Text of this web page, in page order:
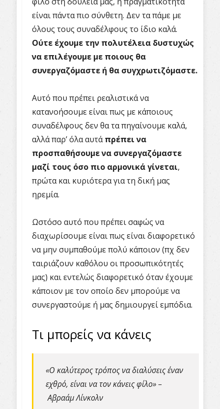
είναι πάντα πιο σύνθετη. Δεν τα πάμε με
όλους τους συναδέλφους το ίδιο καλά.
Ούτε έχουμε την πολυτέλεια δυστυχώς
να επιλέγουμε με ποιους θα
συνεργαζόμαστε ή θα συγχρωτιζόμαστε.
Αυτό που πρέπει ρεαλιστικά να
κατανοήσουμε είναι πως με κάποιους
συναδέλφους δεν θα τα πηγαίνουμε καλά,
αλλά παρ’ όλα αυτάπρέπει να
προσπαθήσουμε να συνεργαζόμαστε
μαζί τους όσο πιο αρμονικά γίνεται,
πρώτα και κυριότερα για τη δική μας
ηρεμία.
Ωστόσο αυτό που πρέπει σαφώς να
διαχωρίσουμε είναι πως είναι διαφορετικό
να μην συμπαθούμε πολύ κάποιον (πχ δεν
ταιριάζουν καθόλου οι προσωπικότητές
μας) και εντελώς διαφορετικό όταν έχουμε
κάποιον με τον οποίο δεν μπορούμε να
συνεργαστούμε ή μας δημιουργεί εμπόδια.
Τι μπορείς να κάνεις
«Ο καλύτερος τρόπος να διαλύσεις έναν
εχθρό, είναι να τον κάνεις φίλο» –
Αβραάμ Λίνκολν